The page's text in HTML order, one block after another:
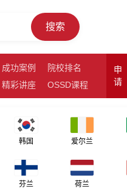
搜索
成功案例
院校排名
精彩讲座 OSSD课程
申
请
韩国 爱尔兰
芬兰 荷兰